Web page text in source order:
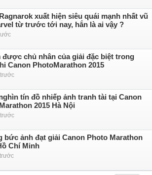
xuất hiện siêu quái mạnh nhất vũ
từ trước tới nay, hắn là ai vậy ?
được chủ nhân của giải đặc biệt trong
Canon PhotoMarathon 2015
tín đồ nhiếp ảnh tranh tài tại Canon
2015 Hà Nội
bức ảnh đạt giải Canon Photo Marathon
Chí Minh